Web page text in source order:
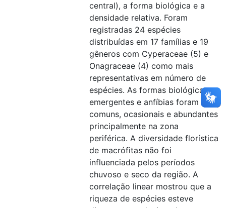
central), a forma biológica e a
densidade relativa. Foram
registradas 24 espécies
distribuídas em 17 famílias e 19
gêneros com Cyperaceae (5) e
Onagraceae (4) como mais
representativas em número de
espécies. As formas biológicas
emergentes e anfíbias foram
comuns, ocasionais e abundantes
principalmente na zona
periférica. A diversidade florística
de macrófitas não foi
influenciada pelos períodos
chuvoso e seco da região. A
correlação linear mostrou que a
riqueza de espécies esteve